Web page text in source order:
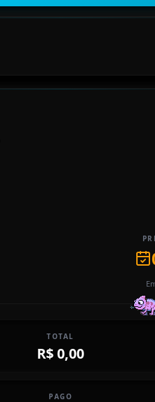
TOTAL
R$ 0,00
PAGO